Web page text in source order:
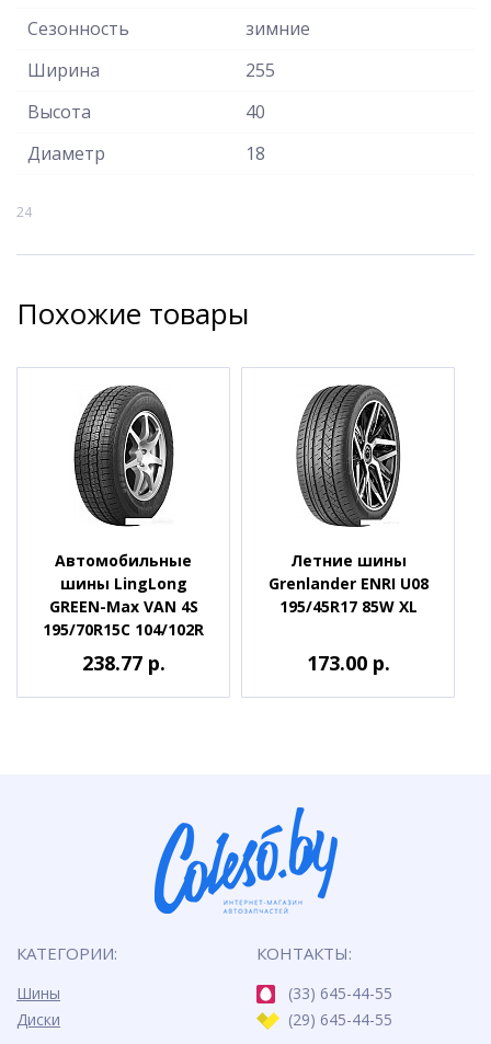
Сезонность
зимние
Ширина
255
Высота
40
Диаметр
18
24
Похожие товары
Автомобильные
шины LingLong
GREEN-Max VAN 4S
195/70R15C 104/102R
238.77 р.
Летние шины
Grenlander ENRI U08
195/45R17 85W XL
173.00 р.
КАТЕГОРИИ:
Шины
Диски
КОНТАКТЫ:
(33) 645-44-55
(29) 645-44-55